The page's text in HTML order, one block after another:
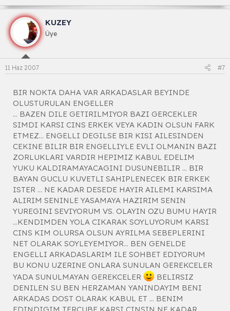
KUZEY
Üye
11 Haz 2007 #7
BIR NOKTA DAHA VAR ARKADASLAR BEYINDE
OLUSTURULAN ENGELLER
... BAZEN DILE GETIRILMIYOR BAZI GERCEKLER
SIMDI KARSI CINS ERKEK VEYA KADIN OLSUN FARK
ETMEZ... ENGELLI DEGILSE BIR KISI AILESINDEN
CEKINE BILIR BIR ENGELLIYLE EVLI OLMANIN BAZI
ZORLUKLARI VARDIR HEPIMIZ KABUL EDELIM
YUKU KALDIRAMAYACAGINI DUSUNEBILIR ... BIR
BAYAN GUCLU KUVETLI SAHIPLENECEK BIR ERKEK
ISTER ... NE KADAR DESEDE HAYIR AILEMI KARSIMA
ALIRIM SENINLE YASAMAYA HAZIRIM SENIN
YUREGINI SEVIYORUM VS. OLAYIN OZU BUMU HAYIR
...KENDIMDEN YOLA CIKARAK SOYLUYORUM KARSI
CINS KIM OLURSA OLSUN AYRILMA SEBEPLERINI
NET OLARAK SOYLEYEMIYOR... BEN GENELDE
ENGELLI ARKADASLARIM ILE SOHBET EDIYORUM
BU KONU UZERINE ONLARA SUNULAN GEREKCELER
YADA SUNULMAYAN GEREKCELER
BELIRSIZ
DENILEN SU BEN HERZAMAN YANINDAYIM BENI
ARKADAS DOST OLARAK KABUL ET ... BENIM